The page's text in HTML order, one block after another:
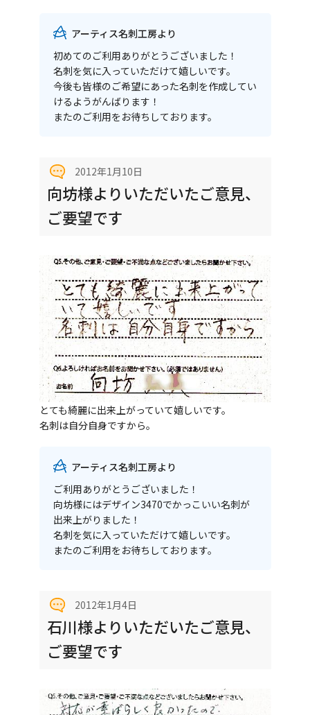
アーティス名刺工房より
初めてのご利用ありがとうございました！
名刺を気に入っていただけて嬉しいです。
今後も皆様のご希望にあった名刺を作成してい
けるようがんばります！
またのご利用をお待ちしております。
2012年1月10日
向坊様よりいただいたご意見、
ご要望です
とても綺麗に出来上がっていて嬉しいです。
名刺は自分自身ですから。
アーティス名刺工房より
ご利用ありがとうございました！
向坊様にはデザイン3470でかっこいい名刺が
出来上がりました！
名刺を気に入っていただけて嬉しいです。
またのご利用をお待ちしております。
2012年1月4日
石川様よりいただいたご意見、
ご要望です